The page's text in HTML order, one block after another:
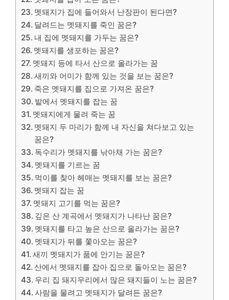
멧돼지가 집에 들어와서 난장판이 된다면?
달려드는 멧돼지를 죽인 꿈은?
내 집에 멧돼지를 가두는 꿈은?
멧돼지를 생포하는 꿈은?
멧돼지 등에 타서 산으로 올라가는 꿈
새끼와 어미가 함께 있는 것을 보는 꿈은?
죽은 멧돼지를 집으로 가져온 꿈은?
밭에서 멧돼지를 잡는 꿈
멧돼지에게 물려 죽는 꿈
멧돼지 두 마리가 함께 내 자신을 쳐다보고 있는
꿈은?
독수리가 멧돼지를 낚아채 가는 꿈은?
멧돼지를 기르는 꿈
먹이를 찾아 헤매는 멧돼지를 보는 꿈은?
멧돼지 잡는 꿈
멧돼지 고기를 먹는 꿈은?
깊은 산 계곡에서 멧돼지가 나타난 꿈은?
멧돼지를 타고 높은 산으로 올라가는 꿈은?
멧돼지가 뒤를 쫓아오는 꿈은?
새끼 멧돼지가 품에 안기는 꿈은?
산에서 멧돼지를 잡아 집으로 돌아오는 꿈은?
우리 집 돼지우리에서 많은 돼지들이 노는 꿈은?
사람을 물려고 멧돼지가 달려든 꿈은?